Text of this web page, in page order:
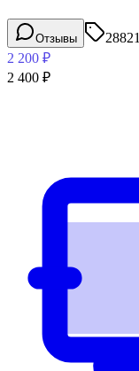
Отзывы
28821
2 200 ₽
2 400 ₽